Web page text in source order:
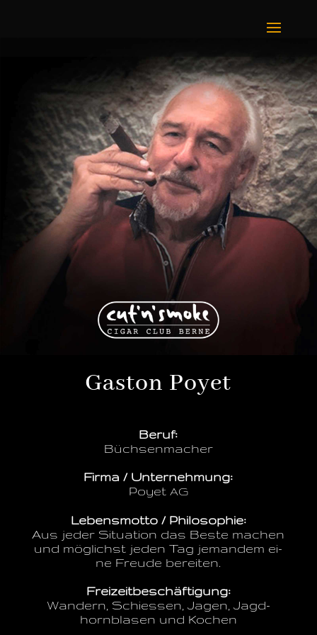
Gas­ton Poyet
Be­ruf:
Büchsenmacher
Fir­ma / Un­ter­neh­mung:
Poy­et AG
Le­bens­mot­to / Phi­lo­so­phie:
Aus je­der Si­tua­ti­on das Bes­te ma­chen
und mög­lichst je­den Tag je­man­dem ei­
ne Freu­de bereiten.
Frei­zeit­be­schäf­ti­gung:
Wan­dern, Schies­sen, Ja­gen, Jagd­
horn­bla­sen und Kochen